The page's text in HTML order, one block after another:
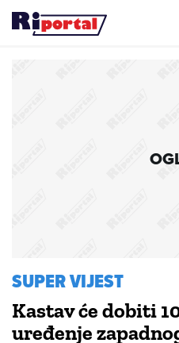
Skip
SUPER VIJEST
Kastav će dobiti
uređenje